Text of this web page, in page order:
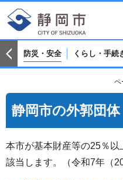
防災・安全 くらし・手続
ペ
静岡市の外郭団体
本市が基本財産等の25％
該当します。（令和7年（